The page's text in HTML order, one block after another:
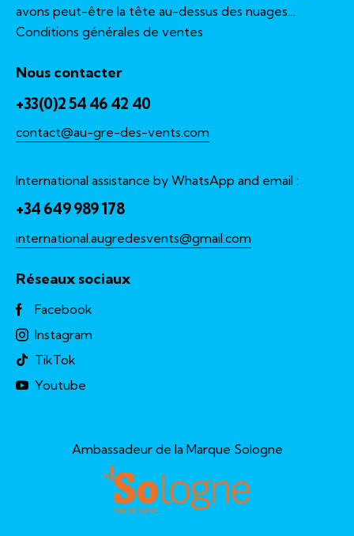
avons peut-être la tête au-dessus des nuages…
Conditions générales de ventes
Nous contacter
+33(0)2 54 46 42 40
contact@au-gre-des-vents.com
International assistance by WhatsApp and email :
+34 649 989 178
international.augredesvents@gmail.com
Réseaux sociaux
Facebook
Instagram
TikTok
Youtube
Ambassadeur de la Marque Sologne